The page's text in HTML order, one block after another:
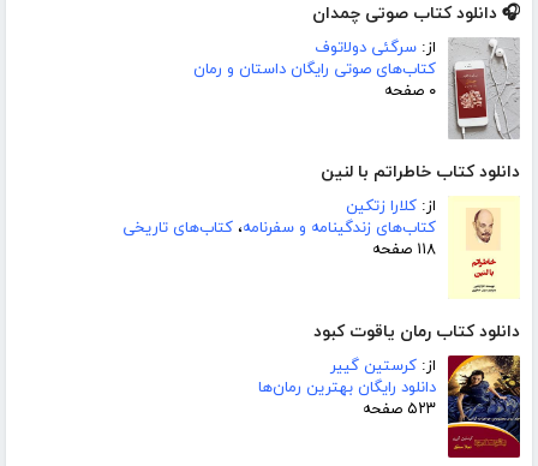
🎧 دانلود کتاب صوتی چمدان
از: سرگئی دولاتوف
کتاب‌های صوتی رایگان داستان و رمان
۰ صفحه
دانلود کتاب خاطراتم با لنین
از: کلارا زتکین
کتاب‌های زندگینامه و سفرنامه، کتاب‌های تاریخی
۱۱۸ صفحه
دانلود کتاب رمان یاقوت کبود
از: کرستین گییر
دانلود رایگان بهترین رمان‌ها
۵۲۳ صفحه